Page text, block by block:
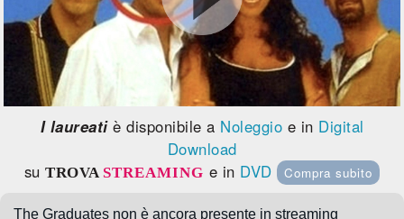
I laureatiè disponibile a Noleggio e in Digital
Download
suTROVA STREAMING e in DVD Compra subito